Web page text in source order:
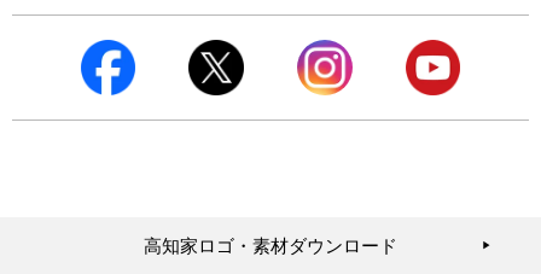
高知家ロゴ・素材ダウンロード ▶︎